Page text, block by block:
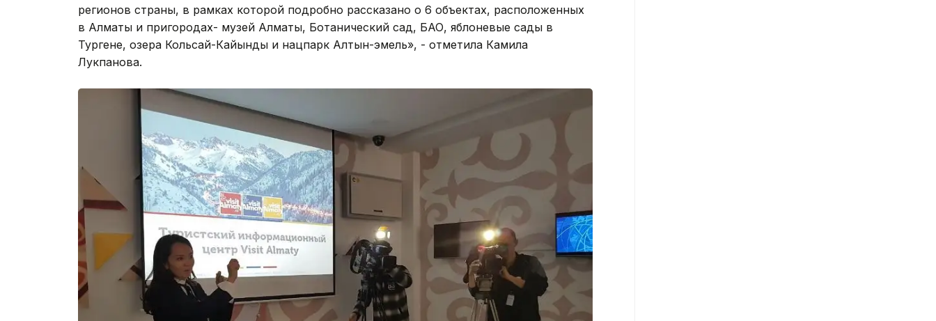
регионов страны, в рамках которой подробно рассказано о 6 объектах, расположенных
в Алматы и пригородах- музей Алматы, Ботанический сад, БАО, яблоневые сады в
Тургене, озера Кольсай-Кайынды и нацпарк Алтын-эмель», - отметила Камила
Лукпанова.